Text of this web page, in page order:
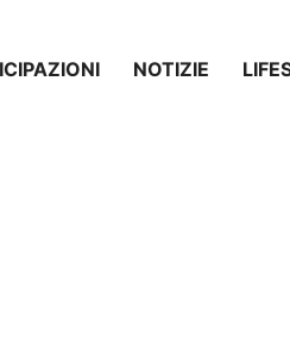
NOTIZIE